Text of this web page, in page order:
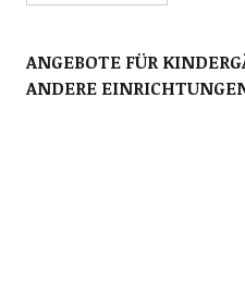
ANGEBOTE FÜR
ANDERE